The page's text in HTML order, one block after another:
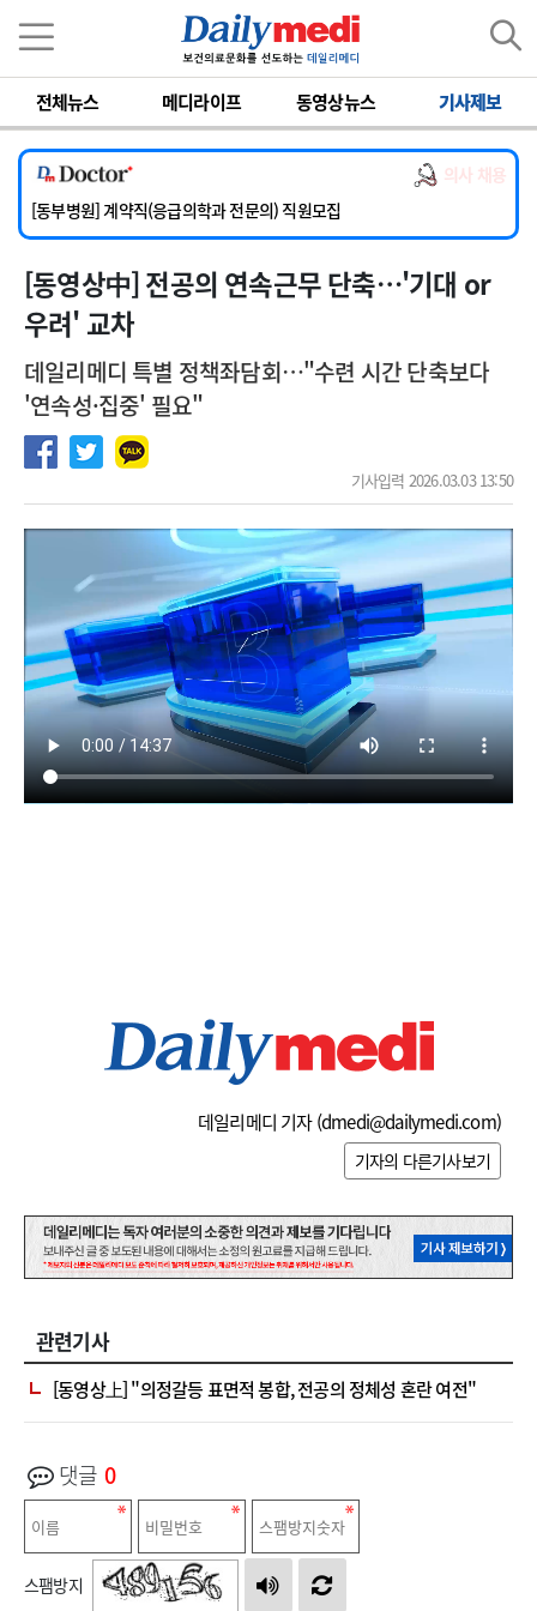
전체뉴스 메디라이프 동영상뉴스 기사제보
의사 채용
[서울아산병원] 2026년 하반기 인턴 모집
[영남대학교의료원] 마취통증의학과 임기제 임상의사 채용
[충남대학교병원] 소아청소년과(소아응급전담) 계약직 의사 공개채용
[동부병원] 계약직(응급의학과 전문의) 직원모집
[이대목동병원] 하반기 전공의(레지던트1년차) 모집
[서울아산병원] 2026년 하반기 인턴 모집
[영남대학교의료원] 마취통증의학과 임기제 임상의사 채용
[동영상中] 전공의 연속근무 단축…'기대 or
우려' 교차
데일리메디 특별 정책좌담회…"수련 시간 단축보다
'연속성·집중' 필요"
기사입력 2026.03.03 13:50
데일리메디 기자 (dmedi@dailymedi.com)
기자의 다른기사보기
관련기사
[동영상上] "의정갈등 표면적 봉합, 전공의 정체성 혼란 여전"
댓글 0
스팸방지